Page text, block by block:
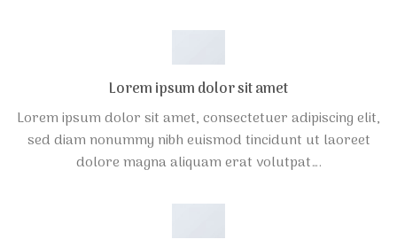
Lorem ipsum dolor sit amet
Lorem ipsum dolor sit amet, consectetuer adipiscing elit,
sed diam nonummy nibh euismod tincidunt ut laoreet
dolore magna aliquam erat volutpat….